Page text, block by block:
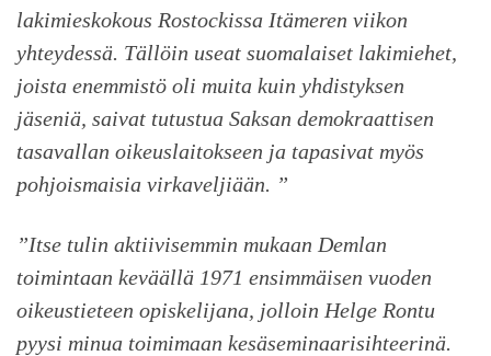
lakimieskokous Rostockissa Itämeren viikon
yhteydessä. Tällöin useat suomalaiset lakimiehet,
joista enemmistö oli muita kuin yhdistyksen
jäseniä, saivat tutustua Saksan demokraattisen
tasavallan oikeuslaitokseen ja tapasivat myös
pohjoismaisia virkaveljiään. ”
”Itse tulin aktiivisemmin mukaan Demlan
toimintaan keväällä 1971 ensimmäisen vuoden
oikeustieteen opiskelijana, jolloin Helge Rontu
pyysi minua toimimaan kesäseminaarisihteerinä.